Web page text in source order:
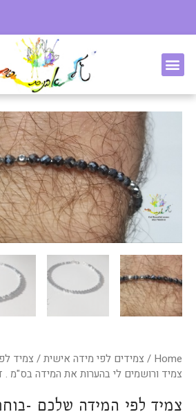
Home
/ צמידים לפי מידה אישית/ צמיד
צמיד ורושמים לי בהערות את המידה בס"מ .
צמיד לפי המידה שלכם -